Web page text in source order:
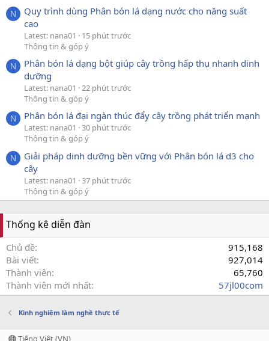
N
Quy trình dùng Phân bón lá dạng nước cho năng suất
cao
Latest: nana01
15 phút trước
Thông tin & góp ý
N
Phân bón lá dạng bột giúp cây trồng hấp thụ nhanh dinh
dưỡng
Latest: nana01
22 phút trước
Thông tin & góp ý
N Phân bón lá đại ngàn thúc đẩy cây trồng phát triển mạnh
Latest: nana01
30 phút trước
Thông tin & góp ý
N
Giải pháp dinh dưỡng bền vững với Phân bón lá d3 cho
cây
Latest: nana01
37 phút trước
Thông tin & góp ý
Thống kê diễn đàn
Chủ đề
915,168
Bài viết
927,014
Thành viên
65,760
Thành viên mới nhất
57jl00com
Kinh nghiệm làm nghề thực tế
Tiếng Việt (VN)